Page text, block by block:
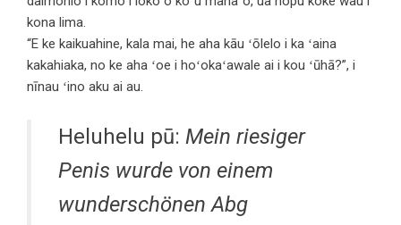
kona lima.
“E ke kaikuahine, kala mai, he aha kāu ʻōlelo i ka ʻaina
kakahiaka, no ke aha ʻoe i hoʻokaʻawale ai i kou ʻūhā?”, i
nīnau ʻino aku ai au.
Heluhelu pū: Mein riesiger
Penis wurde von einem
wunderschönen Abg